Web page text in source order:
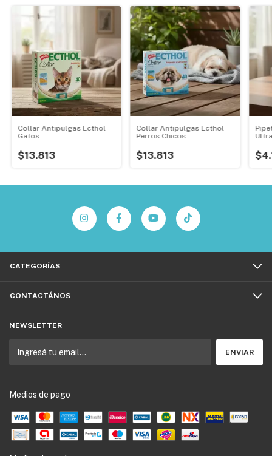
Collar Antipulgas Ecthol
Gatos
$13.813
Collar Antipulgas Ecthol
Perros Chicos
$13.813
CATEGORÍAS
CONTACTÁNOS
NEWSLETTER
Medios de pago